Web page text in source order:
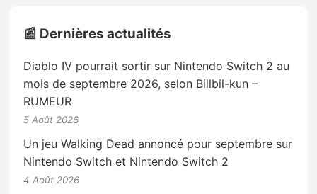
📰 Dernières actualités
Diablo IV pourrait sortir sur Nintendo Switch 2 au
mois de septembre 2026, selon Billbil-kun –
RUMEUR
5 Août 2026
Un jeu Walking Dead annoncé pour septembre sur
Nintendo Switch et Nintendo Switch 2
4 Août 2026